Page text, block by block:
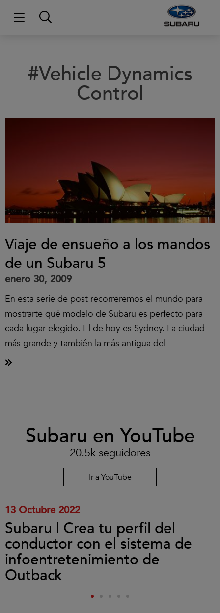
#Vehicle Dynamics
Control
Viaje de ensueño a los mandos
de un Subaru 5
enero 30, 2009
En esta serie de post recorreremos el mundo para
mostrarte qué modelo de Subaru es perfecto para
cada lugar elegido. El de hoy es Sydney. La ciudad
más grande y también la más antigua del
Subaru en YouTube
20.5k seguidores
Ir a YouTube
aceptar
13 Octubre 2022
Subaru | Crea tu perfil del
conductor con el sistema de
infoentretenimiento de
Outback